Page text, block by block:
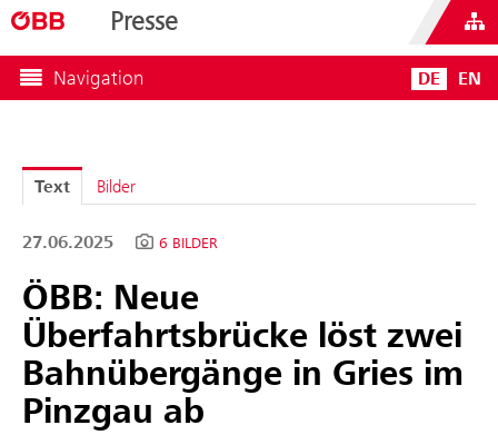
Presse
Navigation DE EN
Text Bilder
27.06.2025 6 BILDER
ÖBB: Neue
Überfahrtsbrücke löst zwei
Bahnübergänge in Gries im
Pinzgau ab